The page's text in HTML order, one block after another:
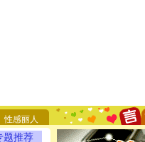
性感丽人
题推荐
要平安！千万要知足
[圣诞节]不只这样的日
能正大光明地骚扰你,